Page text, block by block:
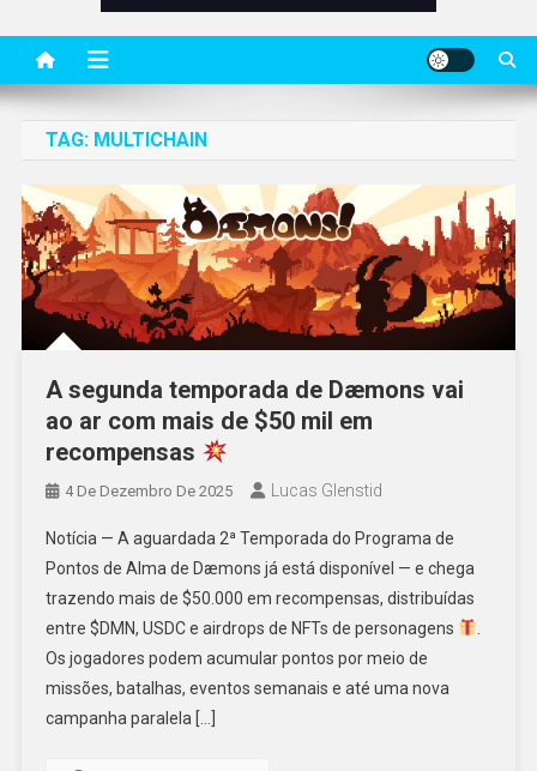
TAG: MULTICHAIN
A segunda temporada de Dæmons vai
ao ar com mais de $50 mil em
recompensas
4 De Dezembro De 2025 Lucas Glenstid
Notícia — A aguardada 2ª Temporada do Programa de
Pontos de Alma de Dæmons já está disponível — e chega
trazendo mais de $50.000 em recompensas, distribuídas
entre $DMN, USDC e airdrops de NFTs de personagens
Os jogadores podem acumular pontos por meio de
missões, batalhas, eventos semanais e até uma nova
campanha paralela […]